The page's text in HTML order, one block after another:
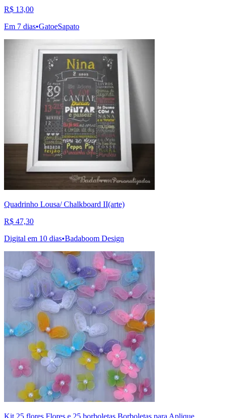
R$ 13,00
Em 7 dias•GatoeSapato
Quadrinho Lousa/ Chalkboard II(arte)
R$ 47,30
Digital em 10 dias•Badaboom Design
Kit 25 flores Flores e 25 borboletas Borboletas para Aplique